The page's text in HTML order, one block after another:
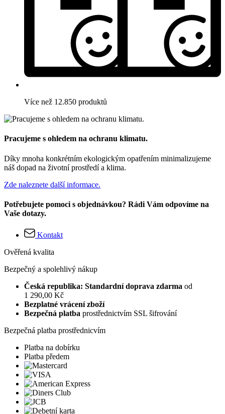
Více než 12.850 produktů
Pracujeme s ohledem na ochranu klimatu.
Díky mnoha konkrétním ekologickým opatřením minimalizujeme
náš dopad na životní prostředí a klima.
Zde naleznete další informace.
Potřebujete pomoci s objednávkou? Rádi Vám odpovíme na
Vaše dotazy.
Kontakt
Ověřená kvalita
Bezpečný a spolehlivý nákup
Česká republika: Standardní doprava zdarma od
1 290,00 Kč
Bezplatné vrácení zboží
Bezpečná platba prostřednictvím SSL šifrování
Bezpečná platba prostřednicvím
Platba na dobírku
Platba předem